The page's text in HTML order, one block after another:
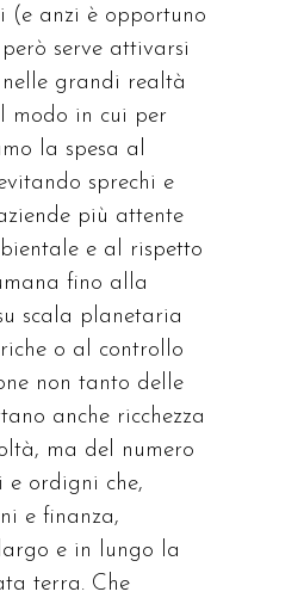
(e anzi è opportuno
serve attivarsi
nelle grandi realtà
modo in cui per
la spesa al
sprechi e
più attente
e al rispetto
fino alla
scala planetaria
o al controllo
non tanto delle
anche ricchezza
ma del numero
ordigni che,
e finanza,
e in lungo la
terra. Che